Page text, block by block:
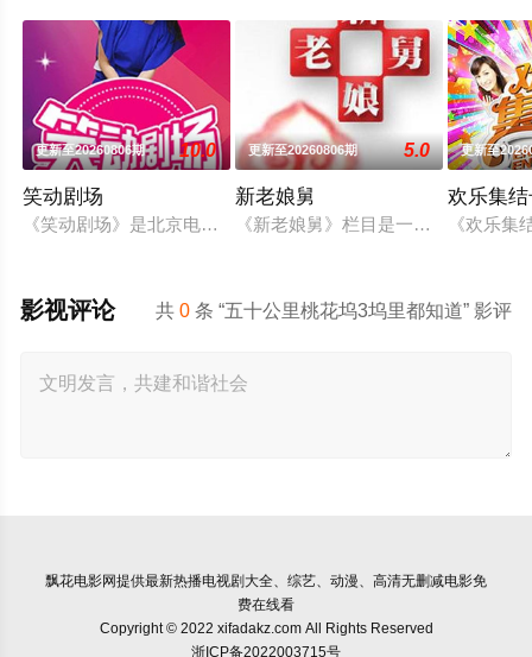
更新至20260806期 10.0
笑动剧场
《笑动剧场》是北京电视台文艺节目中心唯一一档日播的“语言
更新至20260806期 5.0
新老娘舅
《新老娘舅》栏目是一档全国首创
更新至
欢乐集
《欢乐
共0 条 “五十公里桃花坞3坞里都知道” 影评
影视评论
飘花电影网提供最新热播电视剧大全、综艺、动漫、高清无删减电影免
费在线看
Copyright © 2022 xifadakz.com All Rights Reserved
浙ICP备2022003715号